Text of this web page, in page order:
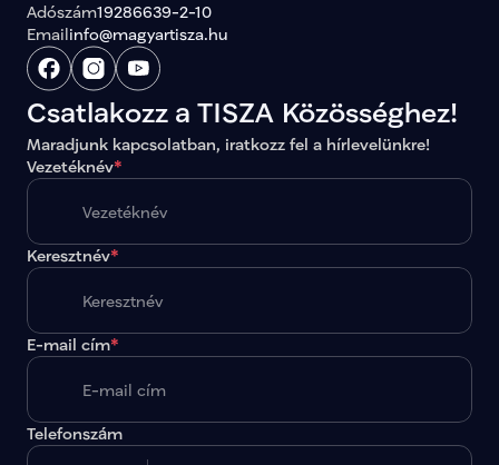
Adószám19286639-2-10
Emailinfo@magyartisza.hu
Csatlakozz a TISZA Közösséghez!
Maradjunk kapcsolatban, iratkozz fel a hírlevelünkre!
Vezetéknév*
Keresztnév*
E-mail cím*
Telefonszám